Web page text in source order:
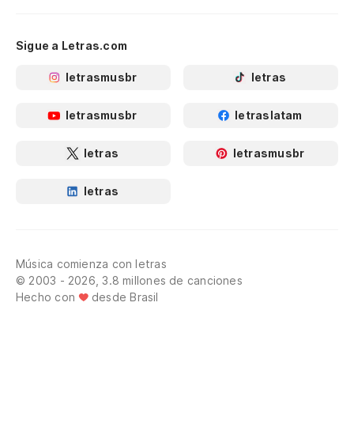
Sigue a Letras.com
letrasmusbr letras
letrasmusbr letraslatam
letras letrasmusbr
letras
Música comienza con letras
© 2003 - 2026, 3.8 millones de canciones
Hecho con
desde Brasil